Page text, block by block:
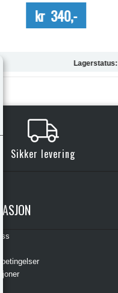
kr 340,-
Lagerstatus:
Sikker levering